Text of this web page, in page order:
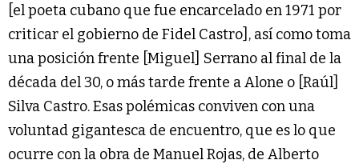
[el poeta cubano que fue encarcelado en 1971 por
criticar el gobierno de Fidel Castro], así como toma
una posición frente [Miguel] Serrano al final de la
década del 30, o más tarde frente a Alone o [Raúl]
Silva Castro. Esas polémicas conviven con una
voluntad gigantesca de encuentro, que es lo que
ocurre con la obra de Manuel Rojas, de Alberto